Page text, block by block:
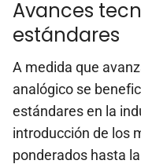
Avances
estándares
A medida que
analógico se
estándares en la
introducción de los
ponderados hasta